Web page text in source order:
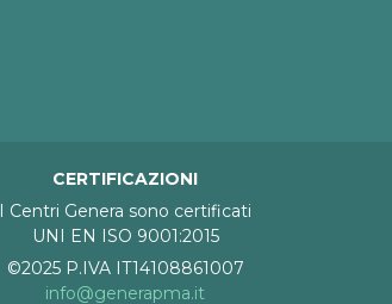
CERTIFICAZIONI
I Centri Genera sono certificati
UNI EN ISO 9001:2015
©2025 P.IVA IT14108861007
info@generapma.it